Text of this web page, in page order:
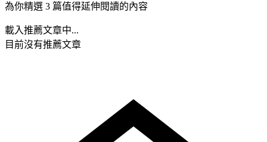
為你精選 3 篇值得延伸閱讀的內容
載入推薦文章中...
目前沒有推薦文章